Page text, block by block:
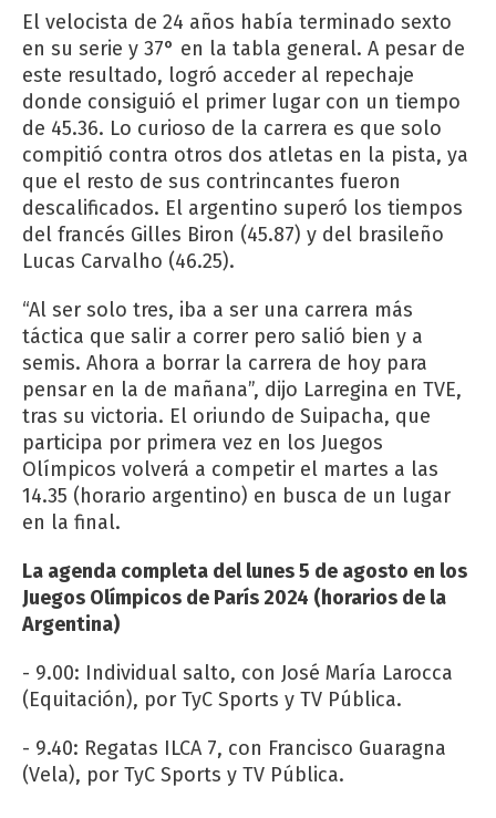
El velocista de 24 años había terminado sexto
en su serie y 37° en la tabla general. A pesar de
este resultado, logró acceder al repechaje
donde consiguió el primer lugar con un tiempo
de 45.36. Lo curioso de la carrera es que solo
compitió contra otros dos atletas en la pista, ya
que el resto de sus contrincantes fueron
descalificados. El argentino superó los tiempos
del francés Gilles Biron (45.87) y del brasileño
Lucas Carvalho (46.25).
“Al ser solo tres, iba a ser una carrera más
táctica que salir a correr pero salió bien y a
semis. Ahora a borrar la carrera de hoy para
pensar en la de mañana”, dijo Larregina en TVE,
tras su victoria. El oriundo de Suipacha, que
participa por primera vez en los Juegos
Olímpicos volverá a competir el martes a las
14.35 (horario argentino) en busca de un lugar
en la final.
La agenda completa del lunes 5 de agosto en los
Juegos Olímpicos de París 2024 (horarios de la
Argentina)
- 9.00: Individual salto, con José María Larocca
(Equitación), por TyC Sports y TV Pública.
- 9.40: Regatas ILCA 7, con Francisco Guaragna
(Vela), por TyC Sports y TV Pública.